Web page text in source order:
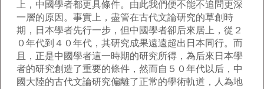
上，中國學者都更具條件。由此我們便不能不追問更深
一層的原因。事實上，盡管在古代文論研究的草創時
期，日本學者先行一步，但中國學者卻后來居上，從２
０年代到４０年代，其研究成果遠遠超出日本同行。而
且，正是中國學者這一時期的研究所得，為后來日本學
者的研究創造了重要的條件，然而自５０年代以后，中
國大陸的古代文論研究偏離了正常的學術軌道，人為地